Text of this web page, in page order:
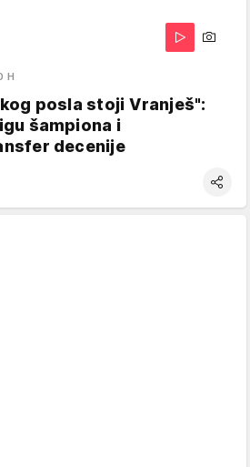
H
posla stoji Vranješ":
šampiona i
decenije